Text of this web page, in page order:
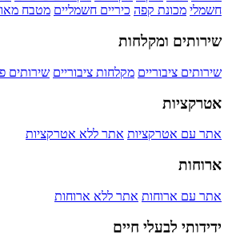
חשמלי מכונת קפה כיריים חשמליים מטבח
שירותים ומקלחות
שירותים ציבוריים מקלחות ציבוריים שירותים
אטרקציות
אתר עם אטרקציות אתר ללא אטרקציות
ארוחות
אתר עם ארוחות אתר ללא ארוחות
ידידותי לבעלי חיים